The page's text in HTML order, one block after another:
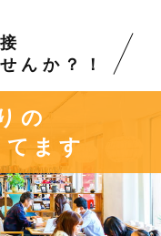
んか？！
の
てます